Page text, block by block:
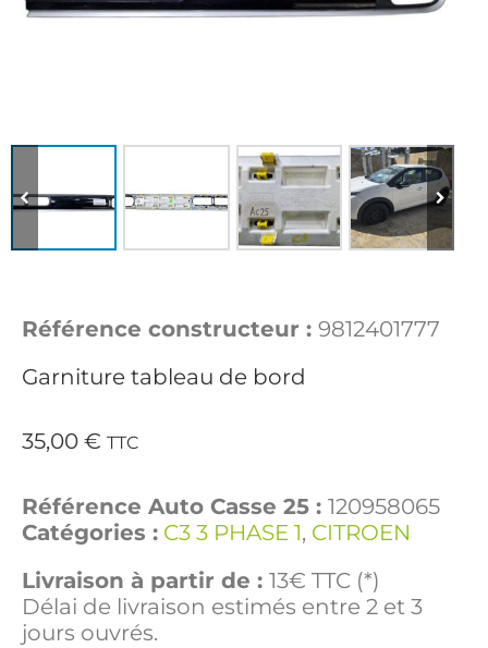
Référence constructeur : 9812401777
Garniture tableau de bord
35,00 € TTC
Référence Auto Casse 25 : 120958065
Catégories : C3 3 PHASE 1, CITROEN
Livraison à partir de : 13€ TTC (*)
Délai de livraison estimés entre 2 et 3
jours ouvrés.